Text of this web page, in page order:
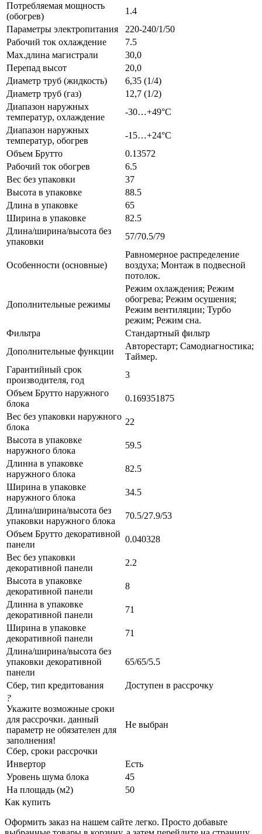
Потребляемая мощность
(обогрев)
1.4
Параметры электропитания
220-240/1/50
Рабочий ток охлаждение
7.5
Max.длина магистрали
30,0
Перепад высот
20,0
Диаметр труб (жидкость)
6,35 (1/4)
Диаметр труб (газ)
12,7 (1/2)
Диапазон наружных
температур, охлаждение
-30…+49°С
Диапазон наружных
температур, обогрев
-15…+24°С
Объем Брутто
0.13572
Рабочий ток обогрев
6.5
Вес без упаковки
37
Высота в упаковке
88.5
Длина в упаковке
65
Ширина в упаковке
82.5
Длина/ширина/высота без
упаковки
57/70.5/79
Особенности (основные)
Равномерное распределение
воздуха; Монтаж в подвесной
потолок.
Дополнительные режимы
Режим охлаждения; Режим
обогрева; Режим осушения;
Режим вентиляции; Турбо
режим; Режим сна.
Фильтра
Стандартный фильтр
Дополнительные функции
Авторестарт; Самодиагностика;
Таймер.
Гарантийный срок
производителя, год
3
Объем Брутто наружного
блока
0.169351875
Вес без упаковки наружного
блока
22
Высота в упаковке
наружного блока
59.5
Длинна в упаковке
наружного блока
82.5
Ширина в упаковке
наружного блока
34.5
Длина/ширина/высота без
упаковки наружного блока
70.5/27.9/53
Объем Брутто декоративной
панели
0.040328
Вес без упаковки
декоративной панели
2.2
Высота в упаковке
декоративной панели
8
Длинна в упаковке
декоративной панели
71
Ширина в упаковке
декоративной панели
71
Длина/ширина/высота без
упаковки декоративной
панели
65/65/5.5
Сбер, тип кредитования
Доступен в рассрочку
?
Укажите возможные сроки
для рассрочки. данный
параметр не обязателен для
заполнения!
Сбер, сроки рассрочки
Не выбран
Инвертор
Есть
Уровень шума блока
45
На площадь (м2)
50
Как купить
Оформить заказ на нашем сайте легко. Просто добавьте